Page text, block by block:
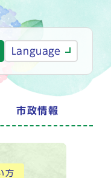
Language
市政情報
方